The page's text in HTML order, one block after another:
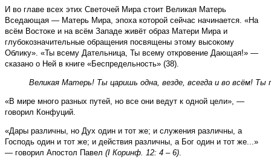
И во главе всех этих Светочей Мира стоит Великая Матерь
Вседающая — Матерь Мира, эпоха которой сейчас начинается. «На
всём Востоке и на всём Западе живёт образ Матери Мира и
глубокозначительные обращения посвящены этому высокому
Облику». «Ты всему Дательница, Ты всему откровение Дающая!» —
сказано о Ней в книге «Беспредельность» (38).
Великая Матерь! Ты царишь одна, везде, всегда и во всём!
«В мире много разных путей, но все они ведут к одной цели», —
говорил Конфуций.
«Дары различны, но Дух один и тот же; и служения различны, а
Господь один и тот же; и действия различны, а Бог один и тот же...»
— говорил Апостол Павел (I Коринф. 12: 4 – 6)